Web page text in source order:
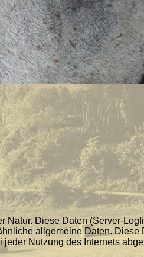
Diese Daten (Server-
allgemeine Daten. Diese
Nutzung des Internets